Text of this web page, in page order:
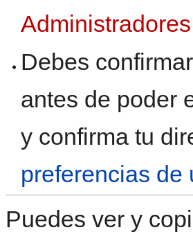
Administradores
Debes
antes de poder
y confirma tu
preferencias de
Puedes ver y